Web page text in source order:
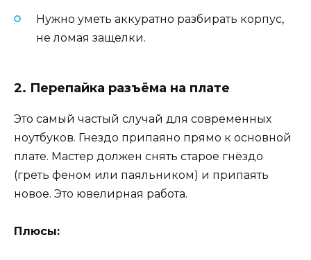
Нужно уметь аккуратно разбирать корпус,
не ломая защелки.
2. Перепайка разъёма на плате
Это самый частый случай для современных
ноутбуков. Гнездо припаяно прямо к основной
плате. Мастер должен снять старое гнёздо
(греть феном или паяльником) и припаять
новое. Это ювелирная работа.
Плюсы: